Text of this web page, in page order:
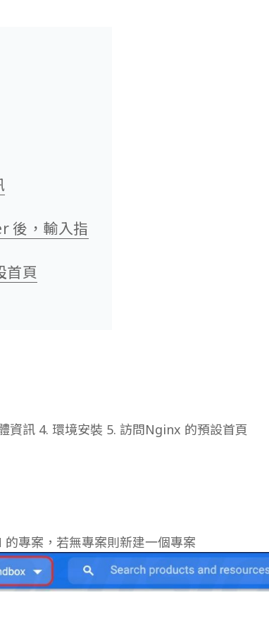
後，輸入指
首頁
資訊 4. 環境安裝 5. 訪問Nginx 的預設首頁
專案，若無專案則新建一個專案